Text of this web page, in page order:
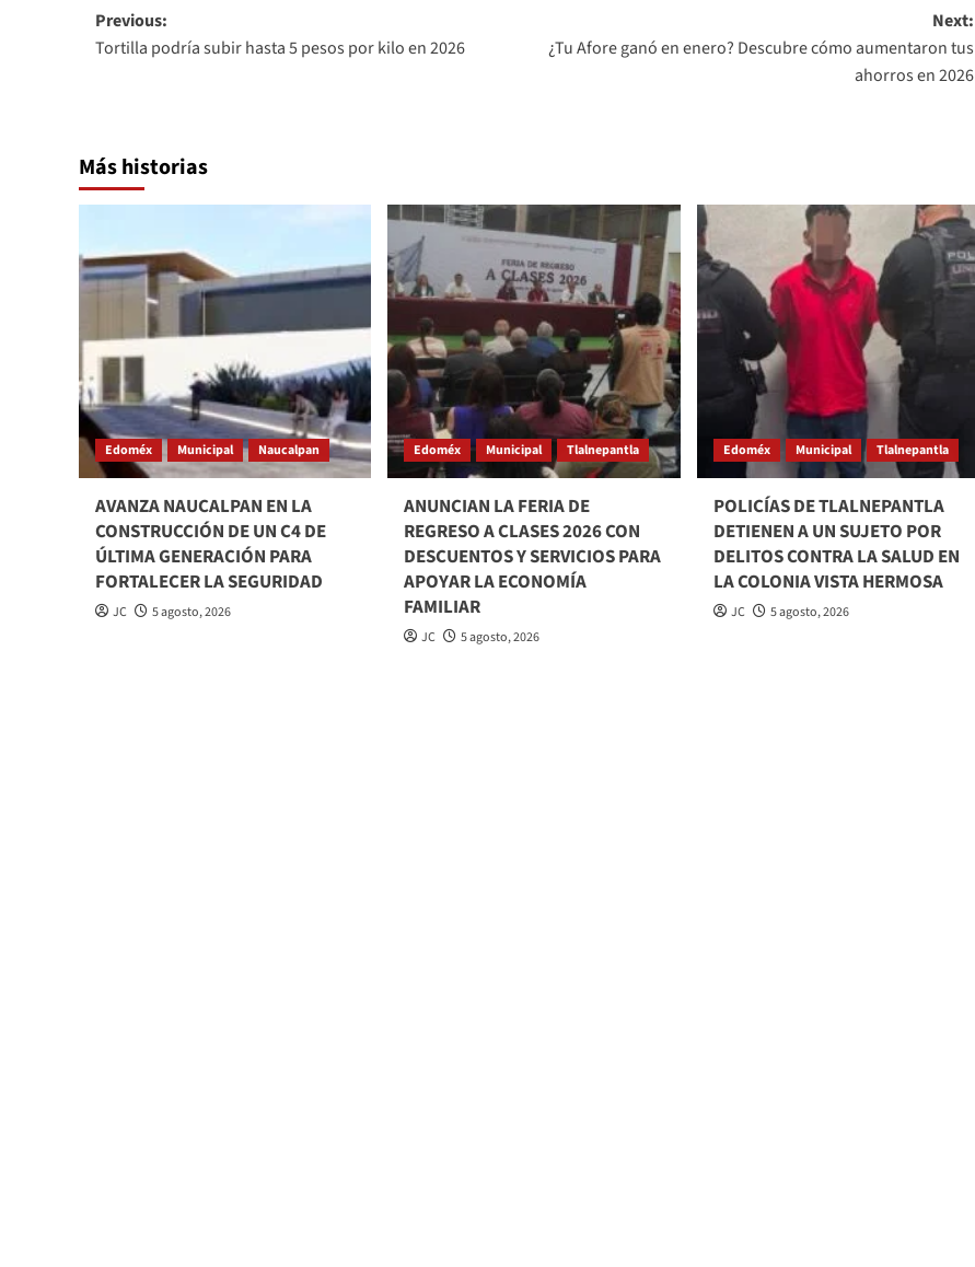
Post
navigation
Previous:
Tortilla podría subir hasta 5 pesos por kilo en 2026
Next:
¿Tu Afore ganó en enero? Descubre cómo aumentaron tus
ahorros en 2026
Más historias
Edoméx Municipal Naucalpan
AVANZA NAUCALPAN EN LA
CONSTRUCCIÓN DE UN C4 DE
ÚLTIMA GENERACIÓN PARA
FORTALECER LA SEGURIDAD
JC 5 agosto, 2026
Edoméx Municipal Tlalnepantla
ANUNCIAN LA FERIA DE
REGRESO A CLASES 2026 CON
DESCUENTOS Y SERVICIOS PARA
APOYAR LA ECONOMÍA
FAMILIAR
JC 5 agosto, 2026
Edoméx Municipal Tlalnepantla
POLICÍAS DE TLALNEPANTLA
DETIENEN A UN SUJETO POR
DELITOS CONTRA LA SALUD EN
LA COLONIA VISTA HERMOSA
JC 5 agosto, 2026